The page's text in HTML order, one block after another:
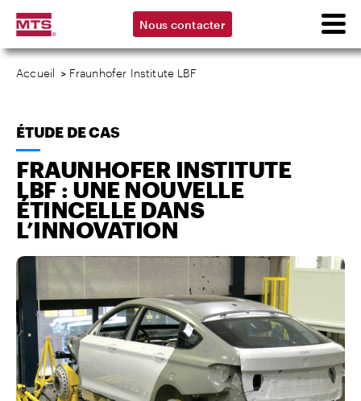
Nous contacter
Accueil > Fraunhofer Institute LBF
ÉTUDE DE CAS
FRAUNHOFER INSTITUTE
LBF : UNE NOUVELLE
ÉTINCELLE DANS
L’INNOVATION